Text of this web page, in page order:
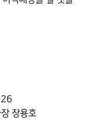
26
장용호